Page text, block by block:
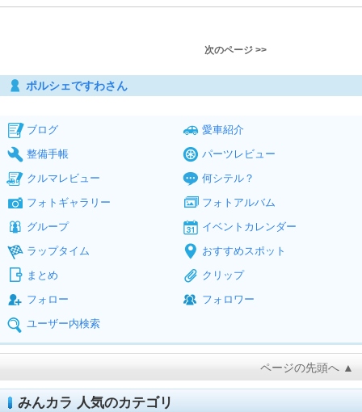
次のページ >>
ポルシェですわさん
ブログ
愛車紹介
整備手帳
パーツレビュー
クルマレビュー
何シテル？
フォトギャラリー
フォトアルバム
グループ
イベントカレンダー
ラップタイム
おすすめスポット
まとめ
クリップ
フォロー
フォロワー
ユーザー内検索
ページの先頭へ ▲
みんカラ 人気のカテゴリ